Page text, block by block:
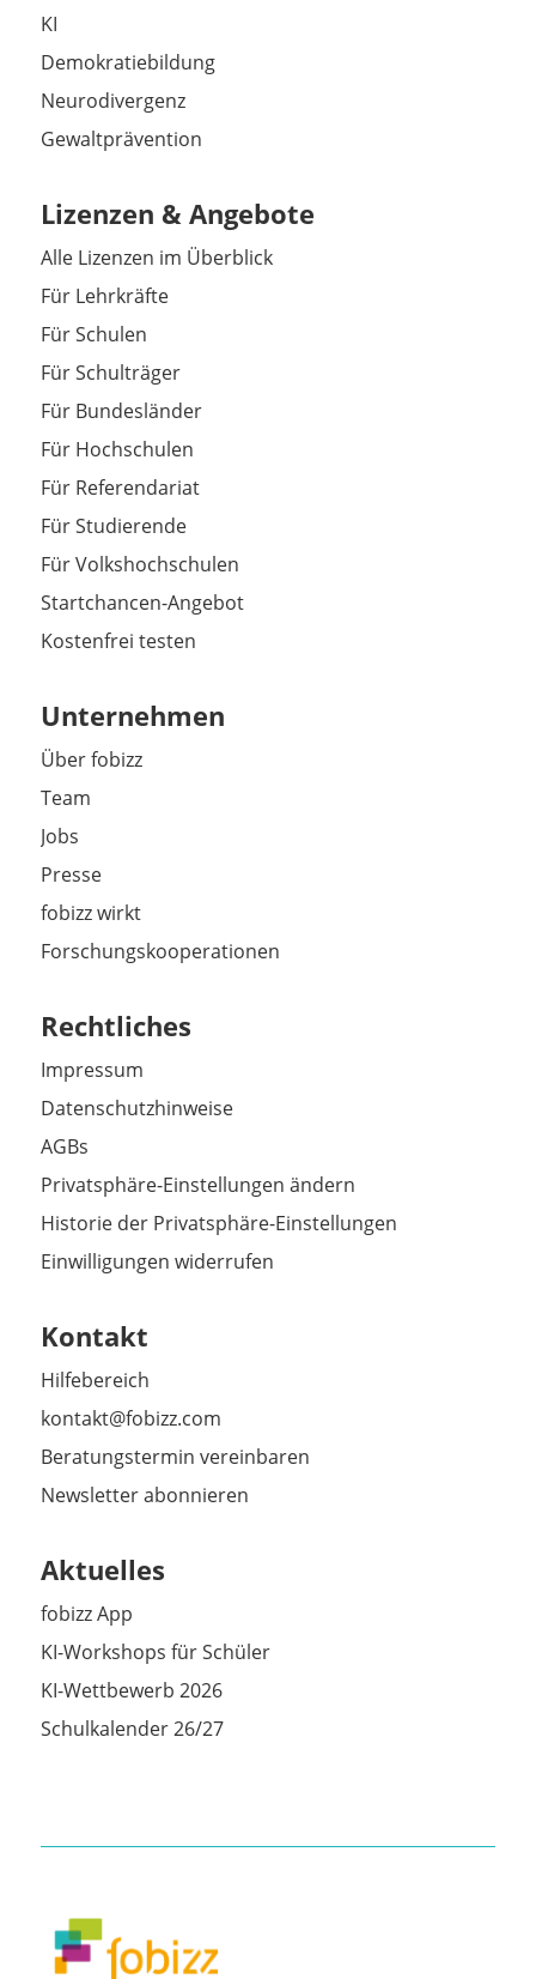
KI
Demokratiebildung
Neurodivergenz
Gewaltprävention
Lizenzen & Angebote
Alle Lizenzen im Überblick
Für Lehrkräfte
Für Schulen
Für Schulträger
Für Bundesländer
Für Hochschulen
Für Referendariat
Für Studierende
Für Volkshochschulen
Startchancen-Angebot
Kostenfrei testen
Unternehmen
Über fobizz
Team
Jobs
Presse
fobizz wirkt
Forschungskooperationen
Rechtliches
Impressum
Datenschutzhinweise
AGBs
Privatsphäre-Einstellungen ändern
Historie der Privatsphäre-Einstellungen
Einwilligungen widerrufen
Kontakt
Hilfebereich
kontakt@fobizz.com
Beratungstermin vereinbaren
Newsletter abonnieren
Aktuelles
fobizz App
KI-Workshops für Schüler
KI-Wettbewerb 2026
Schulkalender 26/27